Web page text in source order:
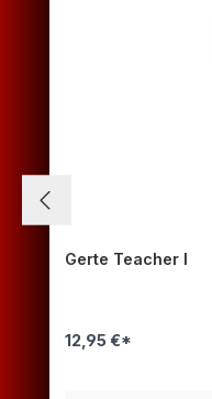
Gerte Teacher I
12,95 €*